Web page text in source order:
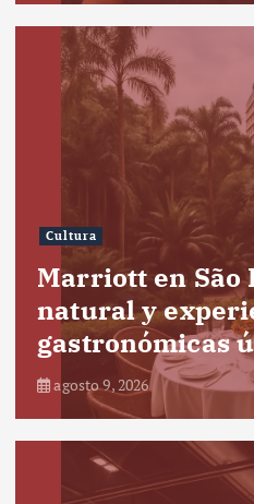
Cultura
Marriott en São
natural y
gastronómicas
agosto 9, 2026